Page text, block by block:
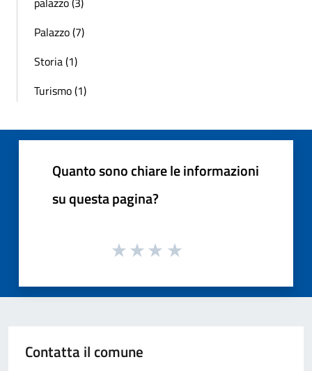
Palazzo (7)
Storia (1)
Turismo (1)
Quanto sono chiare le informazioni
su questa pagina?
Contatta il comune